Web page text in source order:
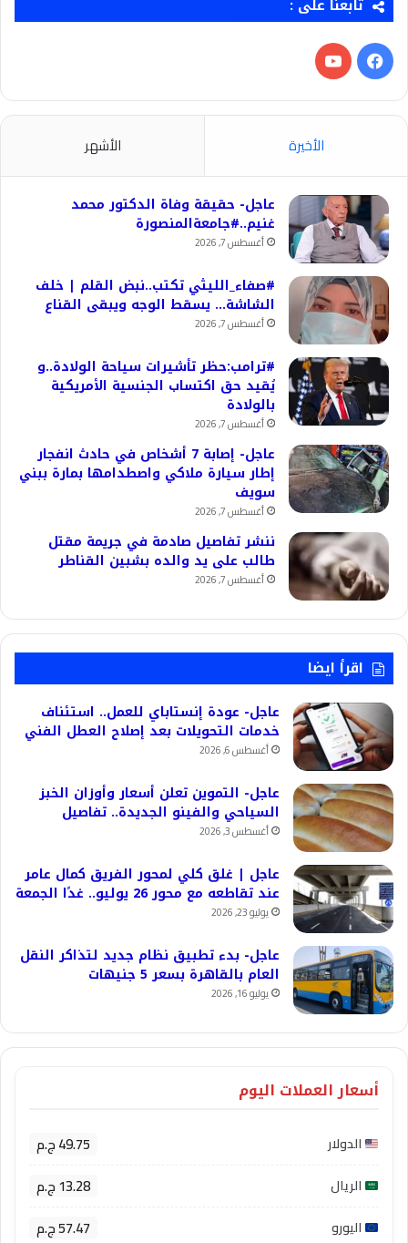
تابعنا على :
فيسبوك‫YouTube
الأخيرة الأشهر
عاجل- حقيقة وفاة الدكتور محمد
غنيم..#جامعةالمنصورة
أغسطس 7, 2026
#صفاء_الليثي تكتب..نبض القلم | خلف
الشاشة… يسقط الوجه ويبقى القناع
أغسطس 7, 2026
#ترامب:حظر تأشيرات سياحة الولادة..و
يُقيد حق اكتساب الجنسية الأمريكية
بالولادة
أغسطس 7, 2026
عاجل- إصابة 7 أشخاص في حادث انفجار
إطار سيارة ملاكي واصطدامها بمارة ببني
سويف
أغسطس 7, 2026
ننشر تفاصيل صادمة في جريمة مقتل
طالب على يد والده بشبين القناطر
أغسطس 7, 2026
اقرأ ايضا
عاجل- عودة إنستاباي للعمل.. استئناف
خدمات التحويلات بعد إصلاح العطل الفني
أغسطس 6, 2026
عاجل- التموين تعلن أسعار وأوزان الخبز
السياحي والفينو الجديدة.. تفاصيل
أغسطس 3, 2026
عاجل | غلق كلي لمحور الفريق كمال عامر
عند تقاطعه مع محور 26 يوليو.. غدًا الجمعة
يوليو 23, 2026
عاجل- بدء تطبيق نظام جديد لتذاكر النقل
العام بالقاهرة بسعر 5 جنيهات
يوليو 16, 2026
أسعار العملات اليوم
الدولار 49.75 ج.م
الريال 13.28 ج.م
اليورو 57.47 ج.م